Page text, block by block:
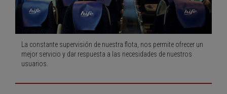
La constante supervisión de nuestra flota, nos permite ofrecer un
mejor servicio y dar respuesta a las necesidades de nuestros
usuarios.